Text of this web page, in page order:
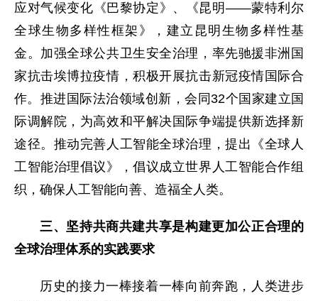
应对气候变化《巴黎协定》、《昆明——蒙特利尔
全球生物多样性框架》，建立昆明生物多样性基
金。加强全球公共卫生安全治理，率先驰援非洲国
家抗击埃博拉疫情，积极开展抗击新冠疫情国际合
作。推进国际法治领域创新，会同32个国家建立国
际调解院，为高效和平解决国际争端提供新选择新
途径。推动完善人工智能全球治理，提出《全球人
工智能治理倡议》，倡议成立世界人工智能合作组
织，确保人工智能向善、造福全人类。
三、坚持共商共建共享是构建更加公正合理的
全球治理体系的实践要求
历史的接力一棒接着一棒向前奔跑，人类进步